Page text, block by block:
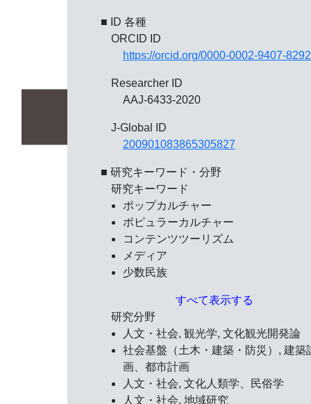
■ ID 各種
ORCID ID
https://orcid.org/0000-0002-9407-8292
Researcher ID
AAJ-6433-2020
J-Global ID
200901083865305827
■ 研究キーワード・分野
研究キーワード
ポップカルチャー
ポピュラーカルチャー
コンテンツツーリズム
メディア
少数民族
すべて表示する
研究分野
人文・社会, 観光学, 文化観光開発論
社会基盤（土木・建築・防災）, 建築
画、都市計画
人文・社会, 文化人類学、民俗学
人文・社会, 地域研究